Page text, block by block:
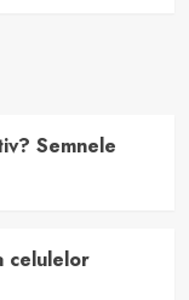
Semnele
celulelor